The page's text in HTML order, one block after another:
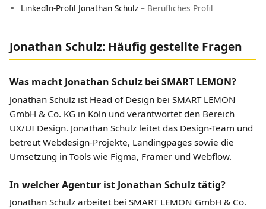
LinkedIn-Profil Jonathan Schulz – Berufliches Profil
Jonathan Schulz: Häufig gestellte Fragen
Was macht Jonathan Schulz bei SMART LEMON?
Jonathan Schulz ist Head of Design bei SMART LEMON
GmbH & Co. KG in Köln und verantwortet den Bereich
UX/UI Design. Jonathan Schulz leitet das Design-Team und
betreut Webdesign-Projekte, Landingpages sowie die
Umsetzung in Tools wie Figma, Framer und Webflow.
In welcher Agentur ist Jonathan Schulz tätig?
Jonathan Schulz arbeitet bei SMART LEMON GmbH & Co.